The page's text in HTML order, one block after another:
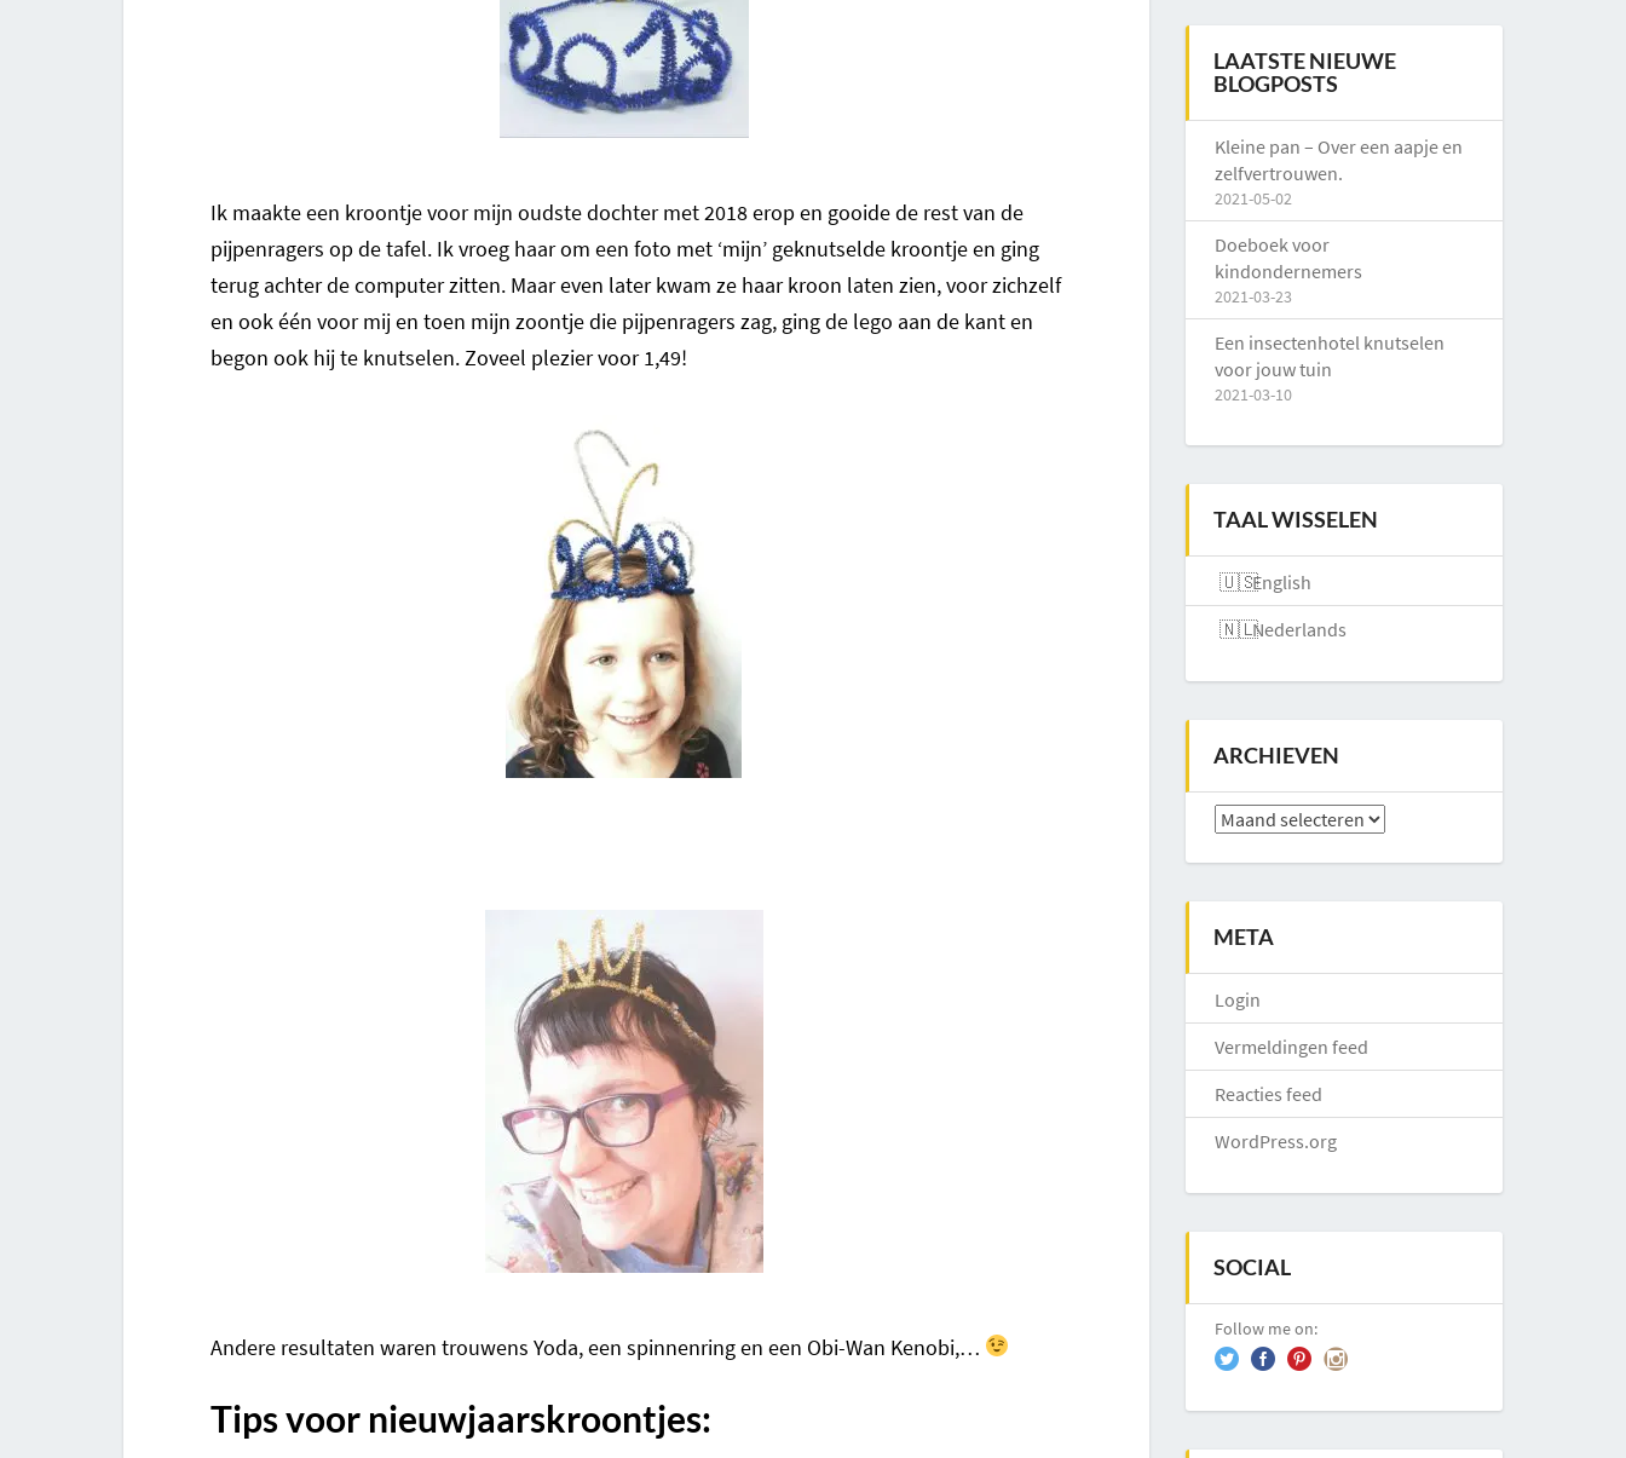
Ik maakte een kroontje voor mijn oudste dochter met 2018 erop en gooide de rest van de
pijpenragers op de tafel. Ik vroeg haar om een foto met ‘mijn’ geknutselde kroontje en ging
terug achter de computer zitten. Maar even later kwam ze haar kroon laten zien, voor zichzelf
en ook één voor mij en toen mijn zoontje die pijpenragers zag, ging de lego aan de kant en
begon ook hij te knutselen. Zoveel plezier voor 1,49!
Andere resultaten waren trouwens Yoda, een spinnenring en een Obi-Wan Kenobi,…
Tips voor nieuwjaarskroontjes:
LAATSTE NIEUWE
BLOGPOSTS
Kleine pan – Over een aapje en
zelfvertrouwen.
2021-05-02
Doeboek voor
kindondernemers
2021-03-23
Een insectenhotel knutselen
voor jouw tuin
2021-03-10
TAAL WISSELEN
English
Nederlands
ARCHIEVEN
Archieven
META
Login
Vermeldingen feed
Reacties feed
WordPress.org
SOCIAL
Follow me on: